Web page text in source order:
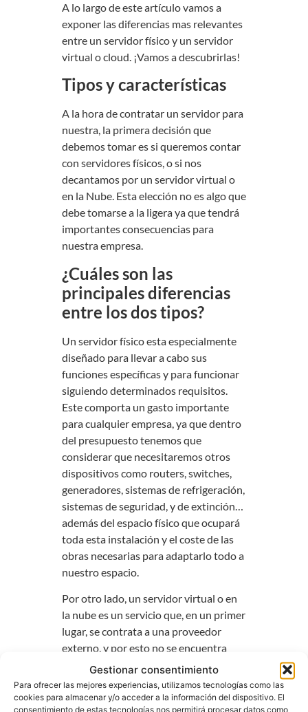
Gestionar consentimiento
Para ofrecer las mejores experiencias, utilizamos tecnologías como las
cookies para almacenar y/o acceder a la información del dispositivo. El
consentimiento de estas tecnologías nos permitirá procesar datos como
A lo largo de este artículo vamos a
exponer las diferencias mas relevantes
entre un servidor físico y un servidor
virtual o cloud. ¡Vamos a descubrirlas!
Tipos y características
A la hora de contratar un servidor para
nuestra, la primera decisión que
debemos tomar es si queremos contar
con servidores físicos, o si nos
decantamos por un servidor virtual o
en la Nube. Esta elección no es algo que
debe tomarse a la ligera ya que tendrá
importantes consecuencias para
nuestra empresa.
¿Cuáles son las
principales diferencias
entre los dos tipos?
Un servidor físico esta especialmente
diseñado para llevar a cabo sus
funciones específicas y para funcionar
siguiendo determinados requisitos.
Este comporta un gasto importante
para cualquier empresa, ya que dentro
del presupuesto tenemos que
considerar que necesitaremos otros
dispositivos como routers, switches,
generadores, sistemas de refrigeración,
sistemas de seguridad, y de extinción…
además del espacio físico que ocupará
toda esta instalación y el coste de las
obras necesarias para adaptarlo todo a
nuestro espacio.
Por otro lado, un servidor virtual o en
la nube es un servicio que, en un primer
lugar, se contrata a una proveedor
externo, y por esto no se encuentra
dentro de nuestra empresa y no
necesita ni de espacio adaptado y, ni de
personal especializado, ya que la